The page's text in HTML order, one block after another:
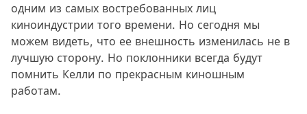
одним из самых востребованных лиц
киноиндустрии того времени. Но сегодня мы
можем видеть, что ее внешность изменилась не в
лучшую сторону. Но поклонники всегда будут
помнить Келли по прекрасным киношным
работам.